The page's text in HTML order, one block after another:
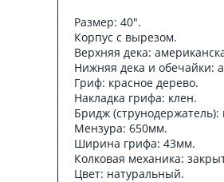
Размер: 40".
Корпус с вырезом.
Верхняя дека:
Нижняя дека и обечайки:
Гриф: красное дерево.
Накладка грифа: клен.
Бридж (струнодержатель):
Мензура: 650мм.
Ширина грифа: 43мм.
Колковая механика:
Цвет: натуральный.